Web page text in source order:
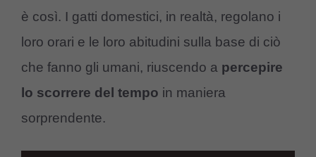
è così. I gatti domestici, in realtà, regolano i
loro orari e le loro abitudini sulla base di ciò
che fanno gli umani, riuscendo a percepire
lo scorrere del tempo in maniera
sorprendente.